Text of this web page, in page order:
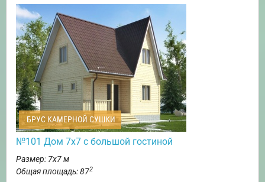
БРУС КАМЕРНОЙ СУШКИ
№101 Дом 7х7 с большой гостиной
Размер: 7х7 м
Общая площадь: 872